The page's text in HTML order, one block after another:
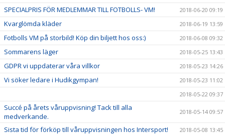
SPECIALPRIS FÖR MEDLEMMAR TILL FOTBOLLS- VM! 2018-06-20 09:19
Kvarglömda kläder 2018-06-19 13:59
Fotbolls VM på storbild! Köp din biljett hos oss:) 2018-06-08 09:32
Sommarens läger 2018-05-25 13:43
GDPR vi uppdaterar våra villkor 2018-05-23 14:26
Vi söker ledare i Hudikgympan!
2018-05-23 11:02
2018-05-22 09:37
Succé på årets våruppvisning! Tack till alla
medverkande.
2018-05-14 09:57
Sista tid för förköp till våruppvisningen hos Intersport! 2018-05-08 13:45